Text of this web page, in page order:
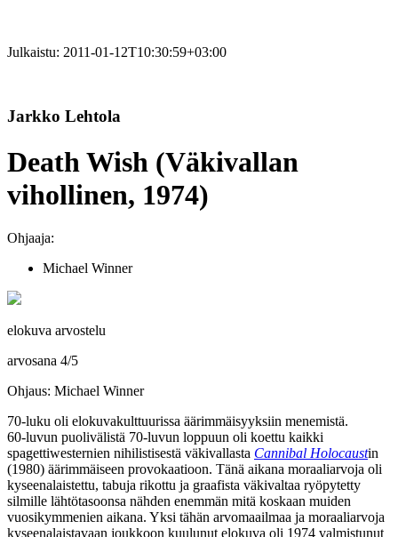
Julkaistu: 2011-01-12T10:30:59+03:00
Jarkko Lehtola
Death Wish (Väkivallan
vihollinen, 1974)
Ohjaaja:
Michael Winner
elokuva arvostelu
arvosana 4/5
Ohjaus: Michael Winner
70‑luku oli elokuvakulttuurissa äärimmäisyyksiin menemistä.
60‑luvun puolivälistä 70‑luvun loppuun oli koettu kaikki
spagettiwesternien nihilistisestä väkivallasta Cannibal Holocaustin
(1980) äärimmäiseen provokaatioon. Tänä aikana moraaliarvoja oli
kyseenalaistettu, tabuja rikottu ja graafista väkivaltaa ryöpytetty
silmille lähtötasoonsa nähden enemmän mitä koskaan muiden
vuosikymmenien aikana. Yksi tähän arvomaailmaa ja moraaliarvoja
kyseenalaistavaan joukkoon kuulunut elokuva oli 1974 valmistunut